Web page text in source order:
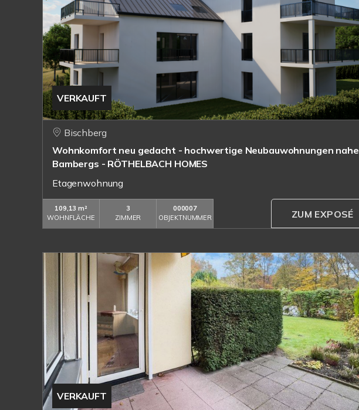
VERKAUFT
Bischberg
Wohnkomfort neu gedacht - hochwertige Neubauwohnungen nahe
Bambergs - RÖTHELBACH HOMES
Etagenwohnung
109,13 m²
WOHNFLÄCHE
3
ZIMMER
000007
OBJEKTNUMMER
ZUM EXPOSÉ
VERKAUFT